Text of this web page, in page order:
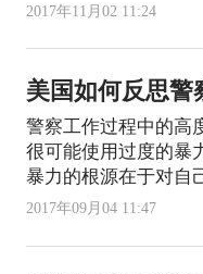
2017年11月02 11:24
美国如何反思警
警察工作过程中的高
很可能使用过度的暴
暴力的根源在于对自
2017年09月04 11:47